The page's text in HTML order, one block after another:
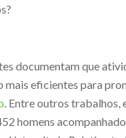
documentam que
mais eficientes para
. Entre outros trabalhos,
homens